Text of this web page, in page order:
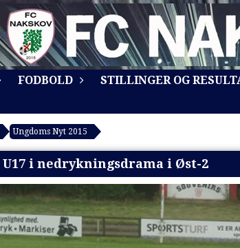
FODBOLD STILLINGER OG
Ungdoms Nyt 2015
U17 i nedrykningsdrama i Øst-2